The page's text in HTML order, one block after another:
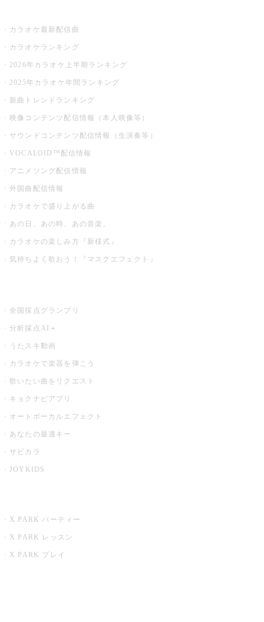
カラオケ最新配信曲
カラオケランキング
2026年カラオケ上半期ランキング
2025年カラオケ年間ランキング
新曲トレンドランキング
映像コンテンツ配信情報（本人映像等）
サウンドコンテンツ配信情報（生演奏等）
VOCALOID™配信情報
アニメソング配信情報
外国曲配信情報
カラオケで盛り上がる曲
あの日、あの時、あの音楽。
カラオケの楽しみ方『新様式』
気持ちよく歌おう！『マスクエフェクト』
全国採点グランプリ
分析採点AI＋
うたスキ動画
カラオケで楽器を弾こう
歌いたい曲をリクエスト
キョクナビアプリ
オートボーカルエフェクト
あなたの最適キー
サビカラ
JOYKIDS
X PARK パーティー
X PARK レッスン
X PARK プレイ